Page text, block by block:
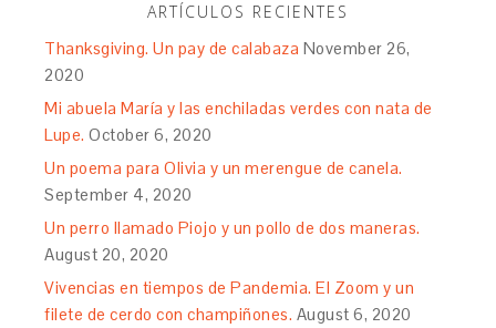
ARTÍCULOS RECIENTES
Thanksgiving. Un pay de calabaza November 26,
2020
Mi abuela María y las enchiladas verdes con nata de
Lupe. October 6, 2020
Un poema para Olivia y un merengue de canela.
September 4, 2020
Un perro llamado Piojo y un pollo de dos maneras.
August 20, 2020
Vivencias en tiempos de Pandemia. El Zoom y un
filete de cerdo con champiñones. August 6, 2020